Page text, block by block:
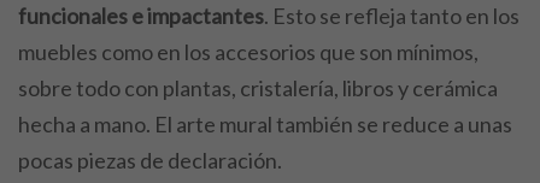
funcionales e impactantes. Esto se refleja tanto en los
muebles como en los accesorios que son mínimos,
sobre todo con plantas, cristalería, libros y cerámica
hecha a mano. El arte mural también se reduce a unas
pocas piezas de declaración.